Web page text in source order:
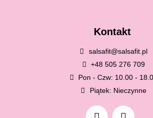
Kontakt
salsafit@salsafit.pl
+48 505 276 709
Pon - Czw: 10.00 -
Piątek: Nieczynne